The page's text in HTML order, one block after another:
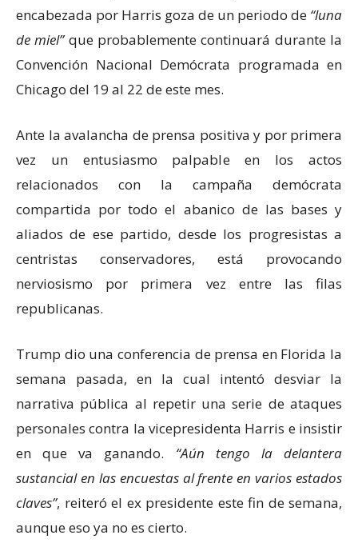
encabezada por Harris goza de un periodo de luna
de miel que probablemente continuará durante la
Convención Nacional Demócrata programada en
Chicago del 19 al 22 de este mes.
Ante la avalancha de prensa positiva y por primera
vez un entusiasmo palpable en los actos
relacionados con la campaña demócrata
compartida por todo el abanico de las bases y
aliados de ese partido, desde los progresistas a
centristas conservadores, está provocando
nerviosismo por primera vez entre las filas
republicanas.
Trump dio una conferencia de prensa en Florida la
semana pasada, en la cual intentó desviar la
narrativa pública al repetir una serie de ataques
personales contra la vicepresidenta Harris e insistir
en que va ganando.
Aún tengo la delantera
sustancial en las encuestas al frente en varios estados
claves , reiteró el ex presidente este fin de semana,
aunque eso ya no es cierto.